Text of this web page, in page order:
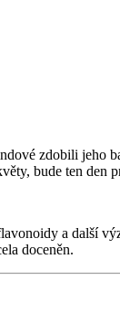
zdobili jeho
bude ten den
a další
doceněn.